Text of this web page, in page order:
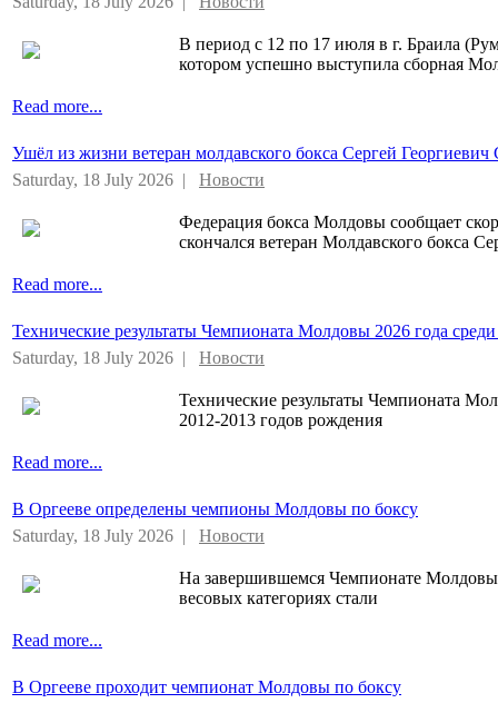
В период с 12 по 17 июля в г. Браила
котором успешно выступила сборная
Read more...
Ушёл из жизни ветеран молдавского бокса Сергей Георгиевич
Saturday, 18 July 2026 | Новости
Федерация бокса Молдовы сообщает
скончался ветеран Молдавского бокса
Read more...
Технические результаты Чемпионата Молдовы 2026 года
Saturday, 18 July 2026 | Новости
Технические результаты Чемпионата
2012-2013 годов рождения
Read more...
В Оргееве определены чемпионы Молдовы по боксу
Saturday, 18 July 2026 | Новости
На завершившемся Чемпионате
весовых категориях стали
Read more...
В Оргееве проходит чемпионат Молдовы по боксу